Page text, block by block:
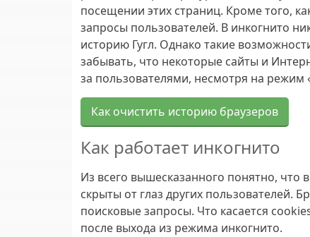
посещении этих страниц. Кроме того,
запросы пользователей. В инкогнито
историю Гугл. Однако такие
забывать, что некоторые сайты и
за пользователями, несмотря на режим
Как очистить историю браузеров
Как работает инкогнито
Из всего вышесказанного понятно, что
скрыты от глаз других пользователей.
поисковые запросы. Что касается
после выхода из режима инкогнито.